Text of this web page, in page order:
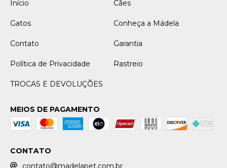
Início
Cães
Gatos Conheça a Mádela
Contato Garantia
Política de Privacidade Rastreio
TROCAS E DEVOLUÇÕES
MEIOS DE PAGAMENTO
CONTATO
contato@madelapet.com.br